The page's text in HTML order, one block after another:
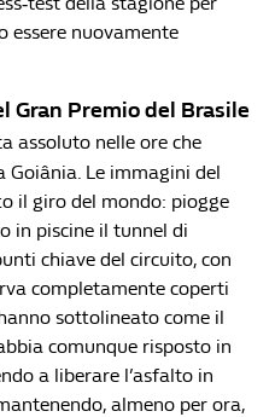
essere nuovamente
Gran Premio del Brasile
assoluto nelle ore che
Goiânia. Le immagini del
il giro del mondo: piogge
in piscine il tunnel di
chiave del circuito, con
completamente coperti
sottolineato come il
comunque risposto in
a liberare l’asfalto in
almeno per ora,